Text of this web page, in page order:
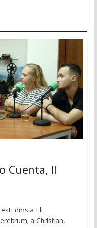
Cuenta, II
a Eli,
a Christian,